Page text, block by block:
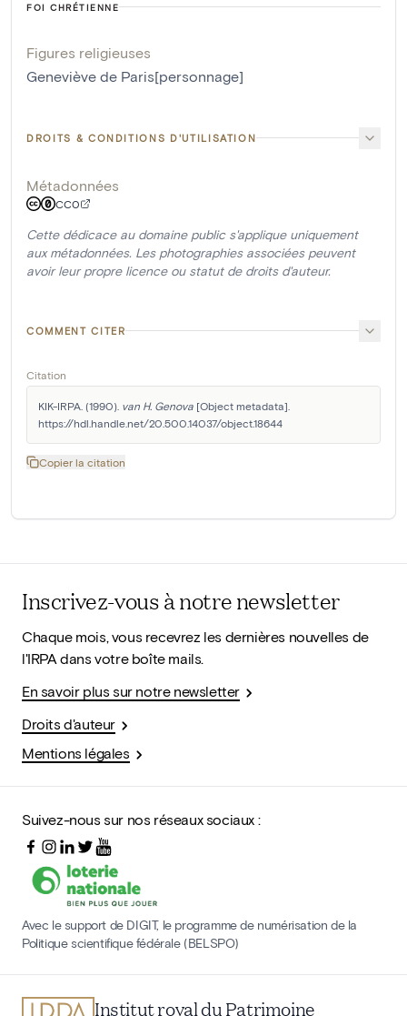
FOI CHRÉTIENNE
Figures religieuses
Geneviève de Paris[personnage]
DROITS & CONDITIONS D'UTILISATION
Métadonnées
CC0
Cette dédicace au domaine public s'applique uniquement
aux métadonnées. Les photographies associées peuvent
avoir leur propre licence ou statut de droits d'auteur.
COMMENT CITER
Citation
KIK-IRPA. (1990). van H. Genova [Object metadata].
https://hdl.handle.net/20.500.14037/object.18644
Copier la citation
Inscrivez-vous à notre newsletter
Chaque mois, vous recevrez les dernières nouvelles de
l'IRPA dans votre boîte mails.
En savoir plus sur notre newsletter
Droits d'auteur
Mentions légales
Suivez-nous sur nos réseaux sociaux :
Avec le support de DIGIT, le programme de numérisation de la
Politique scientifique fédérale (BELSPO)
Institut royal du Patrimoine